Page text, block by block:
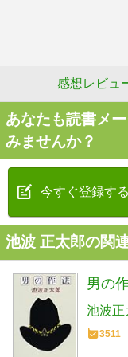
感想レビュ
あなたも読書メ
みませんか？
今すぐ登録す
池波 正太郎の関
男の
池波正
3511